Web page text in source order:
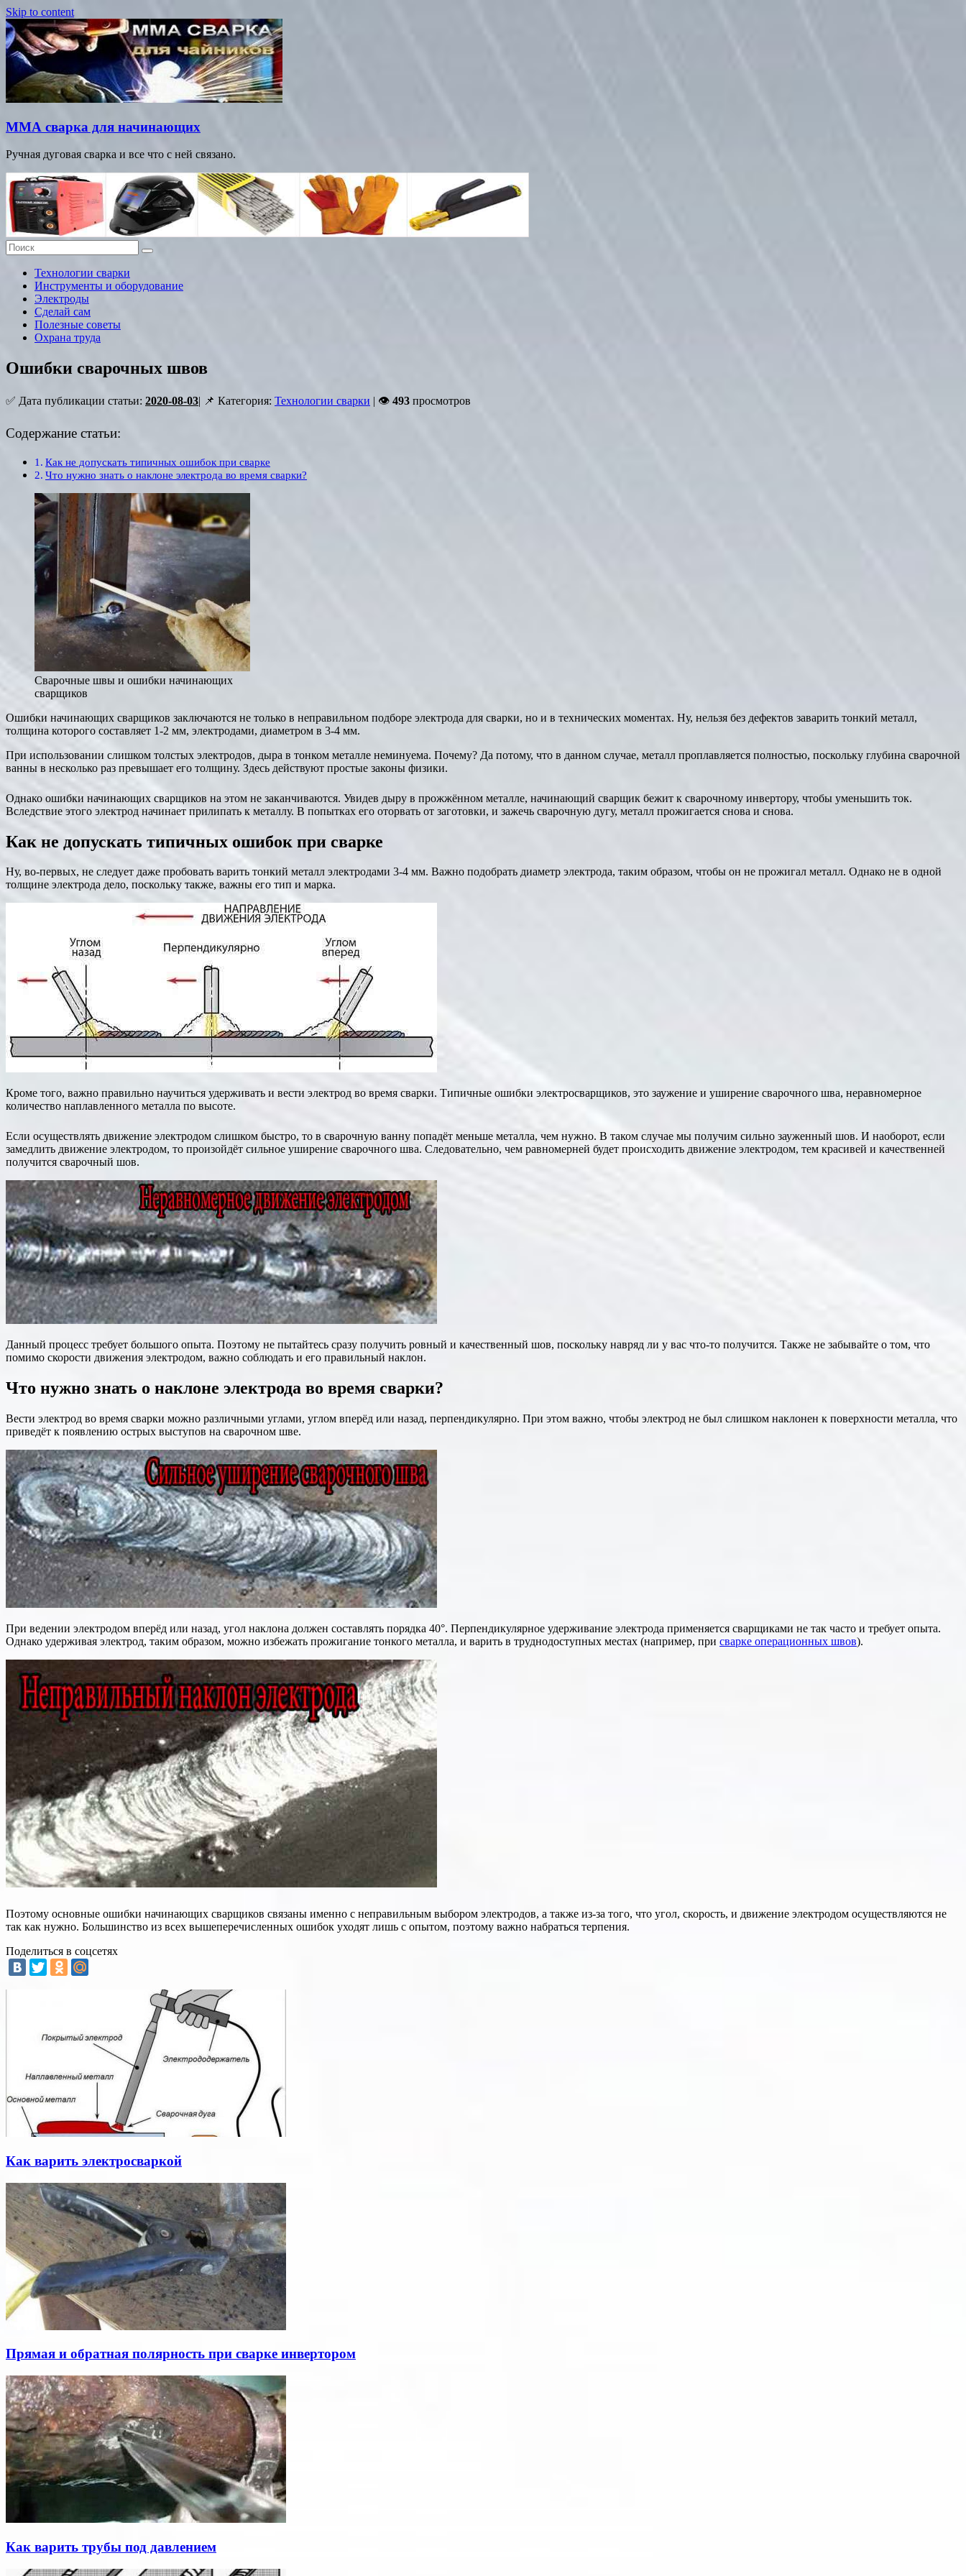
Skip to content
ММА сварка для начинающих
Ручная дуговая сварка и все что с ней связано.
Технологии сварки
Инструменты и оборудование
Электроды
Сделай сам
Полезные советы
Охрана труда
Ошибки сварочных швов
✅ Дата публикации статьи: 2020-08-03| 📌 Категория: Технологии сварки | 👁 493 просмотров
Содержание статьи:
Как не допускать типичных ошибок при сварке
Что нужно знать о наклоне электрода во время сварки?
Сварочные швы и ошибки начинающих
сварщиков
Ошибки начинающих сварщиков заключаются не только в неправильном подборе электрода для сварки, но и в технических моментах. Ну, нельзя без дефектов заварить тонкий металл,
толщина которого составляет 1-2 мм, электродами, диаметром в 3-4 мм.
При использовании слишком толстых электродов, дыра в тонком металле неминуема. Почему? Да потому, что в данном случае, металл проплавляется полностью, поскольку глубина сварочной
ванны в несколько раз превышает его толщину. Здесь действуют простые законы физики.
Однако ошибки начинающих сварщиков на этом не заканчиваются. Увидев дыру в прожжённом металле, начинающий сварщик бежит к сварочному инвертору, чтобы уменьшить ток.
Вследствие этого электрод начинает прилипать к металлу. В попытках его оторвать от заготовки, и зажечь сварочную дугу, металл прожигается снова и снова.
Как не допускать типичных ошибок при сварке
Ну, во-первых, не следует даже пробовать варить тонкий металл электродами 3-4 мм. Важно подобрать диаметр электрода, таким образом, чтобы он не прожигал металл. Однако не в одной
толщине электрода дело, поскольку также, важны его тип и марка.
Кроме того, важно правильно научиться удерживать и вести электрод во время сварки. Типичные ошибки электросварщиков, это заужение и уширение сварочного шва, неравномерное
количество наплавленного металла по высоте.
Если осуществлять движение электродом слишком быстро, то в сварочную ванну попадёт меньше металла, чем нужно. В таком случае мы получим сильно зауженный шов. И наоборот, если
замедлить движение электродом, то произойдёт сильное уширение сварочного шва. Следовательно, чем равномерней будет происходить движение электродом, тем красивей и качественней
получится сварочный шов.
Данный процесс требует большого опыта. Поэтому не пытайтесь сразу получить ровный и качественный шов, поскольку навряд ли у вас что-то получится. Также не забывайте о том, что
помимо скорости движения электродом, важно соблюдать и его правильный наклон.
Что нужно знать о наклоне электрода во время сварки?
Вести электрод во время сварки можно различными углами, углом вперёд или назад, перпендикулярно. При этом важно, чтобы электрод не был слишком наклонен к поверхности металла, что
приведёт к появлению острых выступов на сварочном шве.
При ведении электродом вперёд или назад, угол наклона должен составлять порядка 40°. Перпендикулярное удерживание электрода применяется сварщиками не так часто и требует опыта.
Однако удерживая электрод, таким образом, можно избежать прожигание тонкого металла, и варить в труднодоступных местах (например, при сварке операционных швов).
Поэтому основные ошибки начинающих сварщиков связаны именно с неправильным выбором электродов, а также из-за того, что угол, скорость, и движение электродом осуществляются не
так как нужно. Большинство из всех вышеперечисленных ошибок уходят лишь с опытом, поэтому важно набраться терпения.
Поделиться в соцсетях
Как варить электросваркой
Прямая и обратная полярность при сварке инвертором
Как варить трубы под давлением